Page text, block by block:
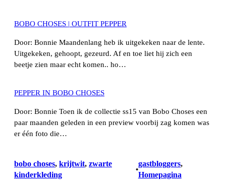
BOBO CHOSES | OUTFIT PEPPER
Door: Bonnie Maandenlang heb ik uitgekeken naar de lente.
Uitgekeken, gehoopt, gezeurd. Af en toe liet hij zich een
beetje zien maar echt komen.. ho…
PEPPER IN BOBO CHOSES
Door: Bonnie Toen ik de collectie ss15 van Bobo Choses een
paar maanden geleden in een preview voorbij zag komen was
er één foto die…
bobo choses, krijtwit, zwarte
kinderkleding
•
gastbloggers ,
Homepagina